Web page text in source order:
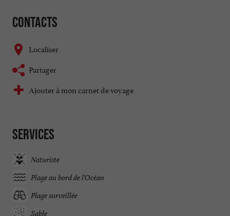
Contacts
Localiser
Partager
Ajouter à mon carnet de voyage
Services
Naturiste
Plage au bord de l'Océan
Plage surveillée
Sable